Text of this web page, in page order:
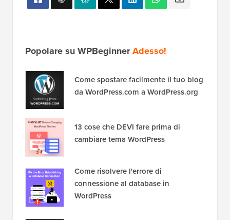
Popolare su WPBeginnerAdesso!
Come spostare facilmente il tuo blog
da WordPress.com a WordPress.org
13 cose che DEVI fare prima di
cambiare tema WordPress
Come risolvere l'errore di
connessione al database in
WordPress